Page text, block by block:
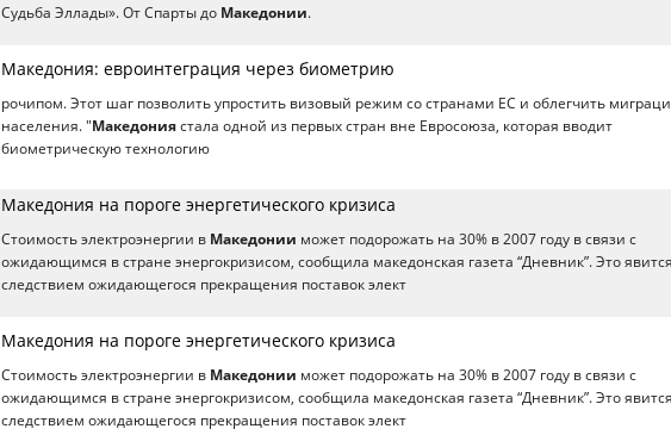
Судьба Эллады». От Спарты до Македонии.
Македония: евроинтеграция через биометрию
рочипом. Этот шаг позволить упростить визовый режим со странами ЕС и облегчить
населения. "Македония стала одной из первых стран вне Евросоюза, которая вводит
биометрическую технологию
Македония на пороге энергетического кризиса
Стоимость электроэнергии в Македонии может подорожать на 30% в 2007 году в связи с
ожидающимся в стране энергокризисом, сообщила македонская газета “Дневник”. Это
следствием ожидающегося прекращения поставок элект
Македония на пороге энергетического кризиса
Стоимость электроэнергии в Македонии может подорожать на 30% в 2007 году в связи с
ожидающимся в стране энергокризисом, сообщила македонская газета “Дневник”. Это
следствием ожидающегося прекращения поставок элект